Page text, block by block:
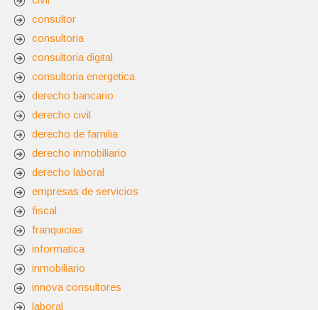
consultor
consultoria
consultoria digital
consultoria energetica
derecho bancario
derecho civil
derecho de familia
derecho inmobiliario
derecho laboral
empresas de servicios
fiscal
franquicias
informatica
inmobiliario
innova consultores
laboral